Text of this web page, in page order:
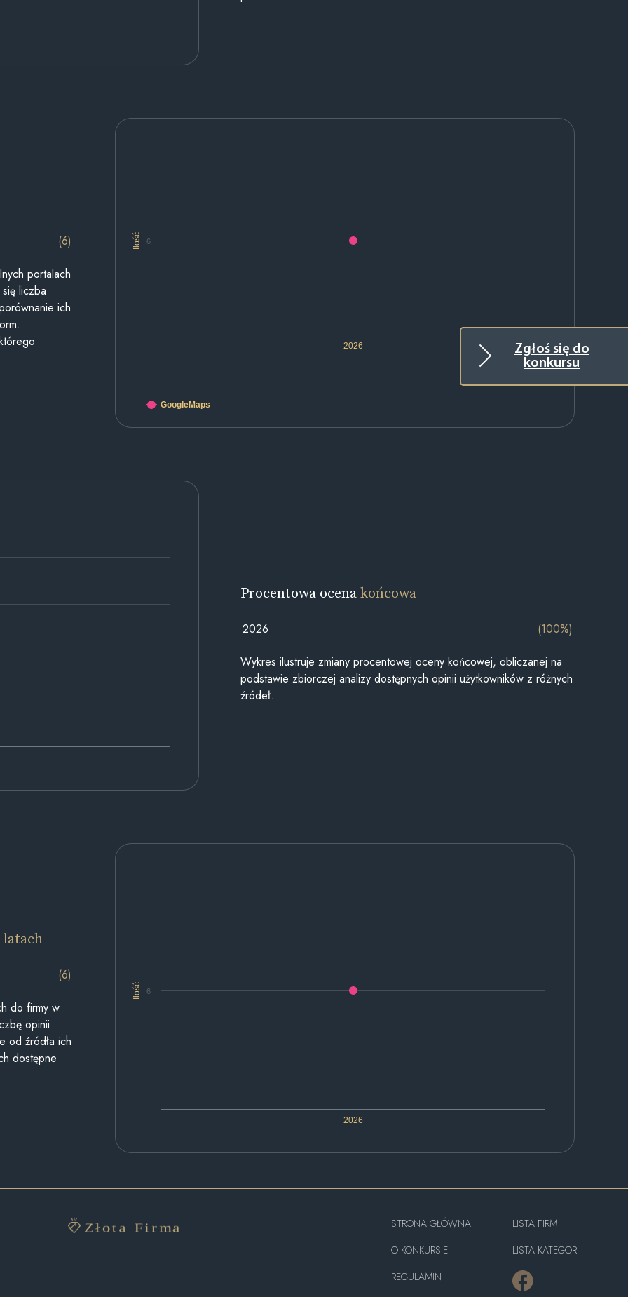
Zgłoś się do
konkursu
Ilość
2026
6
GoogleMaps
(6)
portalach
liczba
ich
Procentowa ocenakońcowa
2026 (100%)
Wykres ilustruje zmiany procentowej oceny końcowej, obliczanej na
podstawie zbiorczej analizy dostępnych opinii użytkowników z różnych
źródeł.
Ilość
2026
6
latach
(6)
do firmy w
opinii
od źródła ich
dostępne
STRONA GŁÓWNA
O KONKURSIE
REGULAMIN
LISTA FIRM
LISTA KATEGORII